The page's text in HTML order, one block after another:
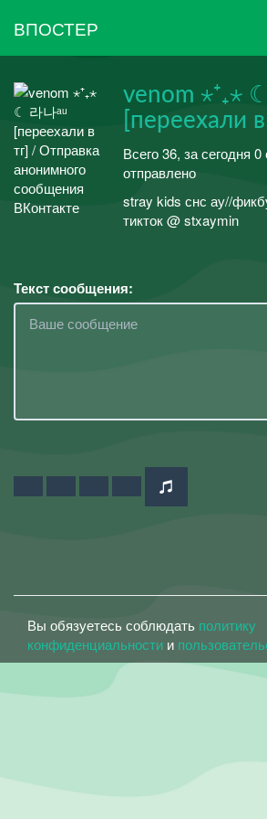
ВПОСТЕР
venom ⋆⁺₊⋆
[переехали в
Всего 36, за сегодня
отправлено
stray kids снс ау//
тикток @ stxaymin
Текст сообщения:
Вы обязуетесь соблюдать политику
конфиденциальности и